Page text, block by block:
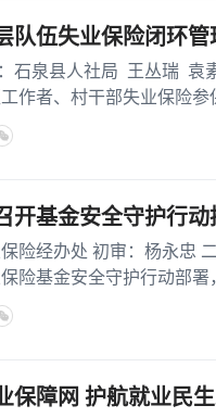
队伍失业保险闭环管
县人社局 王丛瑞 袁
、村干部失业保险参
开基金安全守护行
办处 初审：杨永忠 二
基金安全守护行动部署
保障网 护航就业民